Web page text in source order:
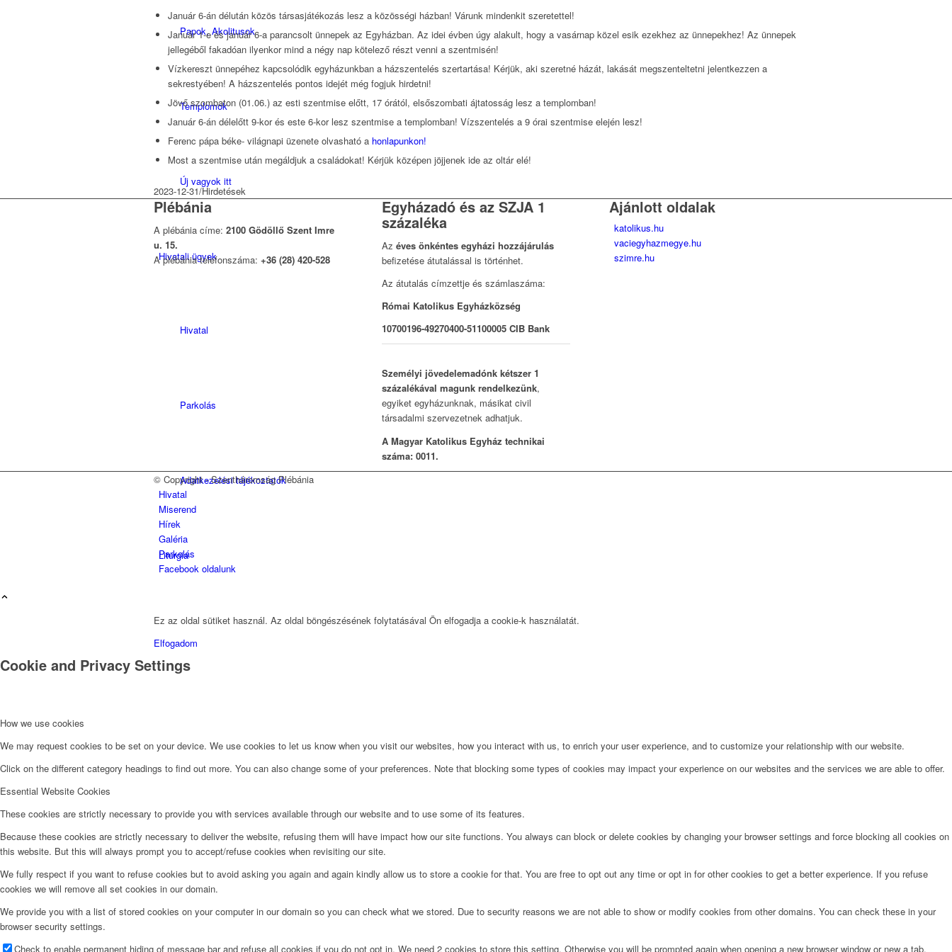
Papok, Akolitusok
Templomok
Új vagyok itt
Hivatali ügyek
Hivatal
Parkolás
Adatkezelési tájékoztatók
Liturgia
Szentségek
Miserend
Január 6-án délután közös társasjátékozás lesz a közösségi házban! Várunk mindenkit szeretettel!
Január 1-e és január 6-a parancsolt ünnepek az Egyházban. Az idei évben úgy alakult, hogy a vasárnap közel esik ezekhez az ünnepekhez! Az ünnepek
jellegéből fakadóan ilyenkor mind a négy nap kötelező részt venni a szentmisén!
Vízkereszt ünnepéhez kapcsolódik egyházunkban a házszentelés szertartása! Kérjük, aki szeretné házát, lakását megszenteltetni jelentkezzen a
sekrestyében! A házszentelés pontos idejét még fogjuk hirdetni!
Jövő szombaton (01.06.) az esti szentmise előtt, 17 órától, elsőszombati ájtatosság lesz a templomban!
Január 6-án délelőtt 9-kor és este 6-kor lesz szentmise a templomban! Vízszentelés a 9 órai szentmise elején lesz!
Ferenc pápa béke- világnapi üzenete olvasható a honlapunkon!
Most a szentmise után megáldjuk a családokat! Kérjük középen jöjjenek ide az oltár elé!
2023-12-31/Hirdetések
Plébánia
A plébánia címe: 2100 Gödöllő Szent Imre
u. 15.
A plébánia telefonszáma: +36 (28) 420-528
Egyházadó és az SZJA 1
százaléka
Az éves önkéntes egyházi hozzájárulás
befizetése átutalással is történhet.
Az átutalás címzettje és számlaszáma:
Római Katolikus Egyházközség
10700196-49270400-51100005 CIB Bank
Személyi jövedelemadónk kétszer 1
százalékával magunk rendelkezünk,
egyiket egyházunknak, másikat civil
társadalmi szervezetnek adhatjuk.
A Magyar Katolikus Egyház technikai
száma: 0011.
Ajánlott oldalak
katolikus.hu
vaciegyhazmegye.hu
szimre.hu
© Copyright - Szentháromság Plébánia
Hivatal
Miserend
Hírek
Galéria
Parkolás
Facebook oldalunk
Ez az oldal sütiket használ. Az oldal böngészésének folytatásával Ön elfogadja a cookie-k használatát.
Elfogadom
Cookie and Privacy Settings
How we use cookies
We may request cookies to be set on your device. We use cookies to let us know when you visit our websites, how you interact with us, to enrich your user experience, and to customize your relationship with our website.
Click on the different category headings to find out more. You can also change some of your preferences. Note that blocking some types of cookies may impact your experience on our websites and the services we are able to offer.
Essential Website Cookies
These cookies are strictly necessary to provide you with services available through our website and to use some of its features.
Because these cookies are strictly necessary to deliver the website, refusing them will have impact how our site functions. You always can block or delete cookies by changing your browser settings and force blocking all cookies on
this website. But this will always prompt you to accept/refuse cookies when revisiting our site.
We fully respect if you want to refuse cookies but to avoid asking you again and again kindly allow us to store a cookie for that. You are free to opt out any time or opt in for other cookies to get a better experience. If you refuse
cookies we will remove all set cookies in our domain.
We provide you with a list of stored cookies on your computer in our domain so you can check what we stored. Due to security reasons we are not able to show or modify cookies from other domains. You can check these in your
browser security settings.
Check to enable permanent hiding of message bar and refuse all cookies if you do not opt in. We need 2 cookies to store this setting. Otherwise you will be prompted again when opening a new browser window or new a tab.